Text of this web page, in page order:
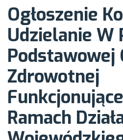
ramach
Ogłoszenie
Udzielanie W
Podstawowej
Zdrowotnej
Ramach